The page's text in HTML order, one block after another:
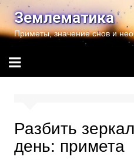
Перейти
содержимому
Землематика
Приметы, значение снов и
Разбить
день: примета